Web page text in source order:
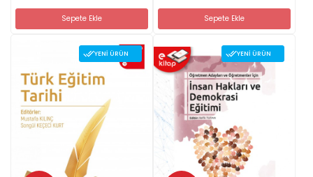
Sepete Ekle Sepete Ekle
YENI ÜRÜN YENI ÜRÜN